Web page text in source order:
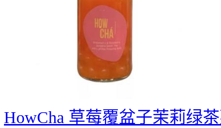
HowCha 草莓覆盆子茉莉绿